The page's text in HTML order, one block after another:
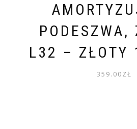
PODESZWA,
L32 – ZŁOTY
359.00ZŁ